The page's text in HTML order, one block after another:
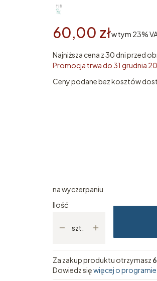
60,00 złw tym 23%
w tym 23%
Najniższa cena z 30 dni przed
Promocja trwa do 31 grudnia
Ceny podane bez kosztów
na wyczerpaniu
Ilość
szt.
Za zakup produktu otrzymasz
Dowiedz sięwięcej o